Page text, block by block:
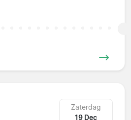
Zaterdag
19 Dec